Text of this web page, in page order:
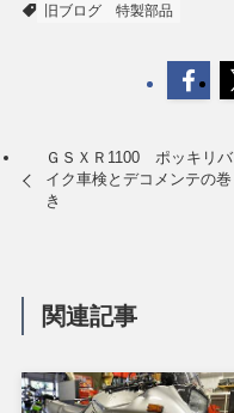
旧ブログ 特製部品
ＧＳＸＲ1100 ポッキリバ
イク車検とデコメンテの巻
き
関連記事